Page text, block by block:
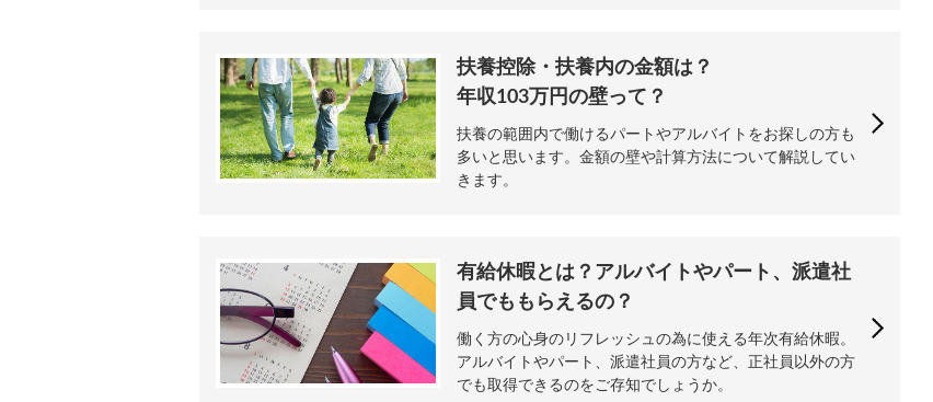
扶養控除・扶養内の金額は？
年収103万円の壁って？
扶養の範囲内で働けるパートやアルバイトをお探しの方も
多いと思います。金額の壁や計算方法について解説してい
きます。
有給休暇とは？アルバイトやパート、派遣社
員でももらえるの？
働く方の心身のリフレッシュの為に使える年次有給休暇。
アルバイトやパート、派遣社員の方など、正社員以外の方
でも取得できるのをご存知でしょうか。